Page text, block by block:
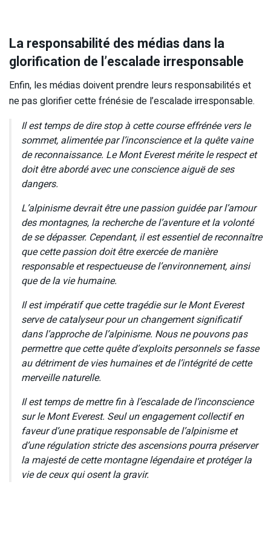
La responsabilité des médias dans la
glorification de l’escalade irresponsable
Enfin, les médias doivent prendre leurs responsabilités et
ne pas glorifier cette frénésie de l’escalade irresponsable.
Il est temps de dire stop à cette course effrénée vers le
sommet, alimentée par l’inconscience et la quête vaine
de reconnaissance. Le Mont Everest mérite le respect et
doit être abordé avec une conscience aiguë de ses
dangers.
L’alpinisme devrait être une passion guidée par l’amour
des montagnes, la recherche de l’aventure et la volonté
de se dépasser. Cependant, il est essentiel de reconnaître
que cette passion doit être exercée de manière
responsable et respectueuse de l’environnement, ainsi
que de la vie humaine.
Il est impératif que cette tragédie sur le Mont Everest
serve de catalyseur pour un changement significatif
dans l’approche de l’alpinisme. Nous ne pouvons pas
permettre que cette quête d’exploits personnels se fasse
au détriment de vies humaines et de l’intégrité de cette
merveille naturelle.
Il est temps de mettre fin à l’escalade de l’inconscience
sur le Mont Everest. Seul un engagement collectif en
faveur d’une pratique responsable de l’alpinisme et
d’une régulation stricte des ascensions pourra préserver
la majesté de cette montagne légendaire et protéger la
vie de ceux qui osent la gravir.